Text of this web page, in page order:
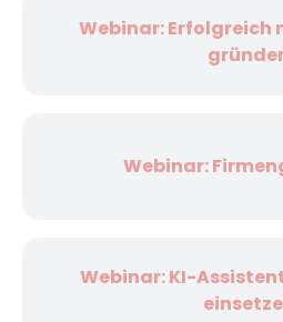
Webinar: Erfolgreich
Webinar:
Webinar: KI-